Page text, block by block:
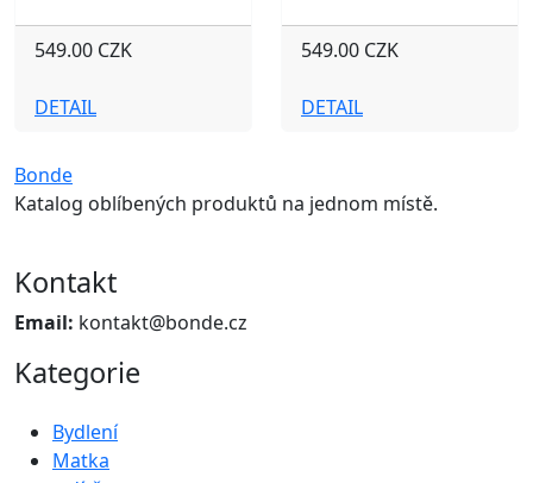
549.00 CZK
DETAIL
549.00 CZK
DETAIL
Bonde
Katalog oblíbených produktů na jednom místě.
Kontakt
Email: kontakt@bonde.cz
Kategorie
Bydlení
Matka